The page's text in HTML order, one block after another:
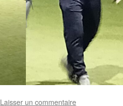
Laisser un commentaire